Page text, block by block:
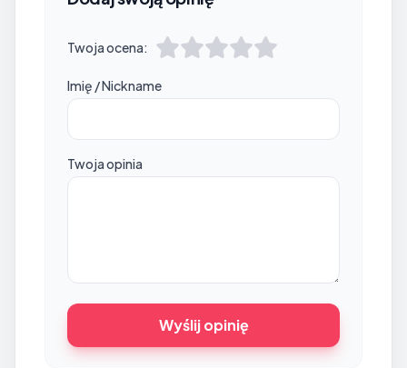
Twoja ocena:
Imię / Nickname
Twoja opinia
Wyślij opinię